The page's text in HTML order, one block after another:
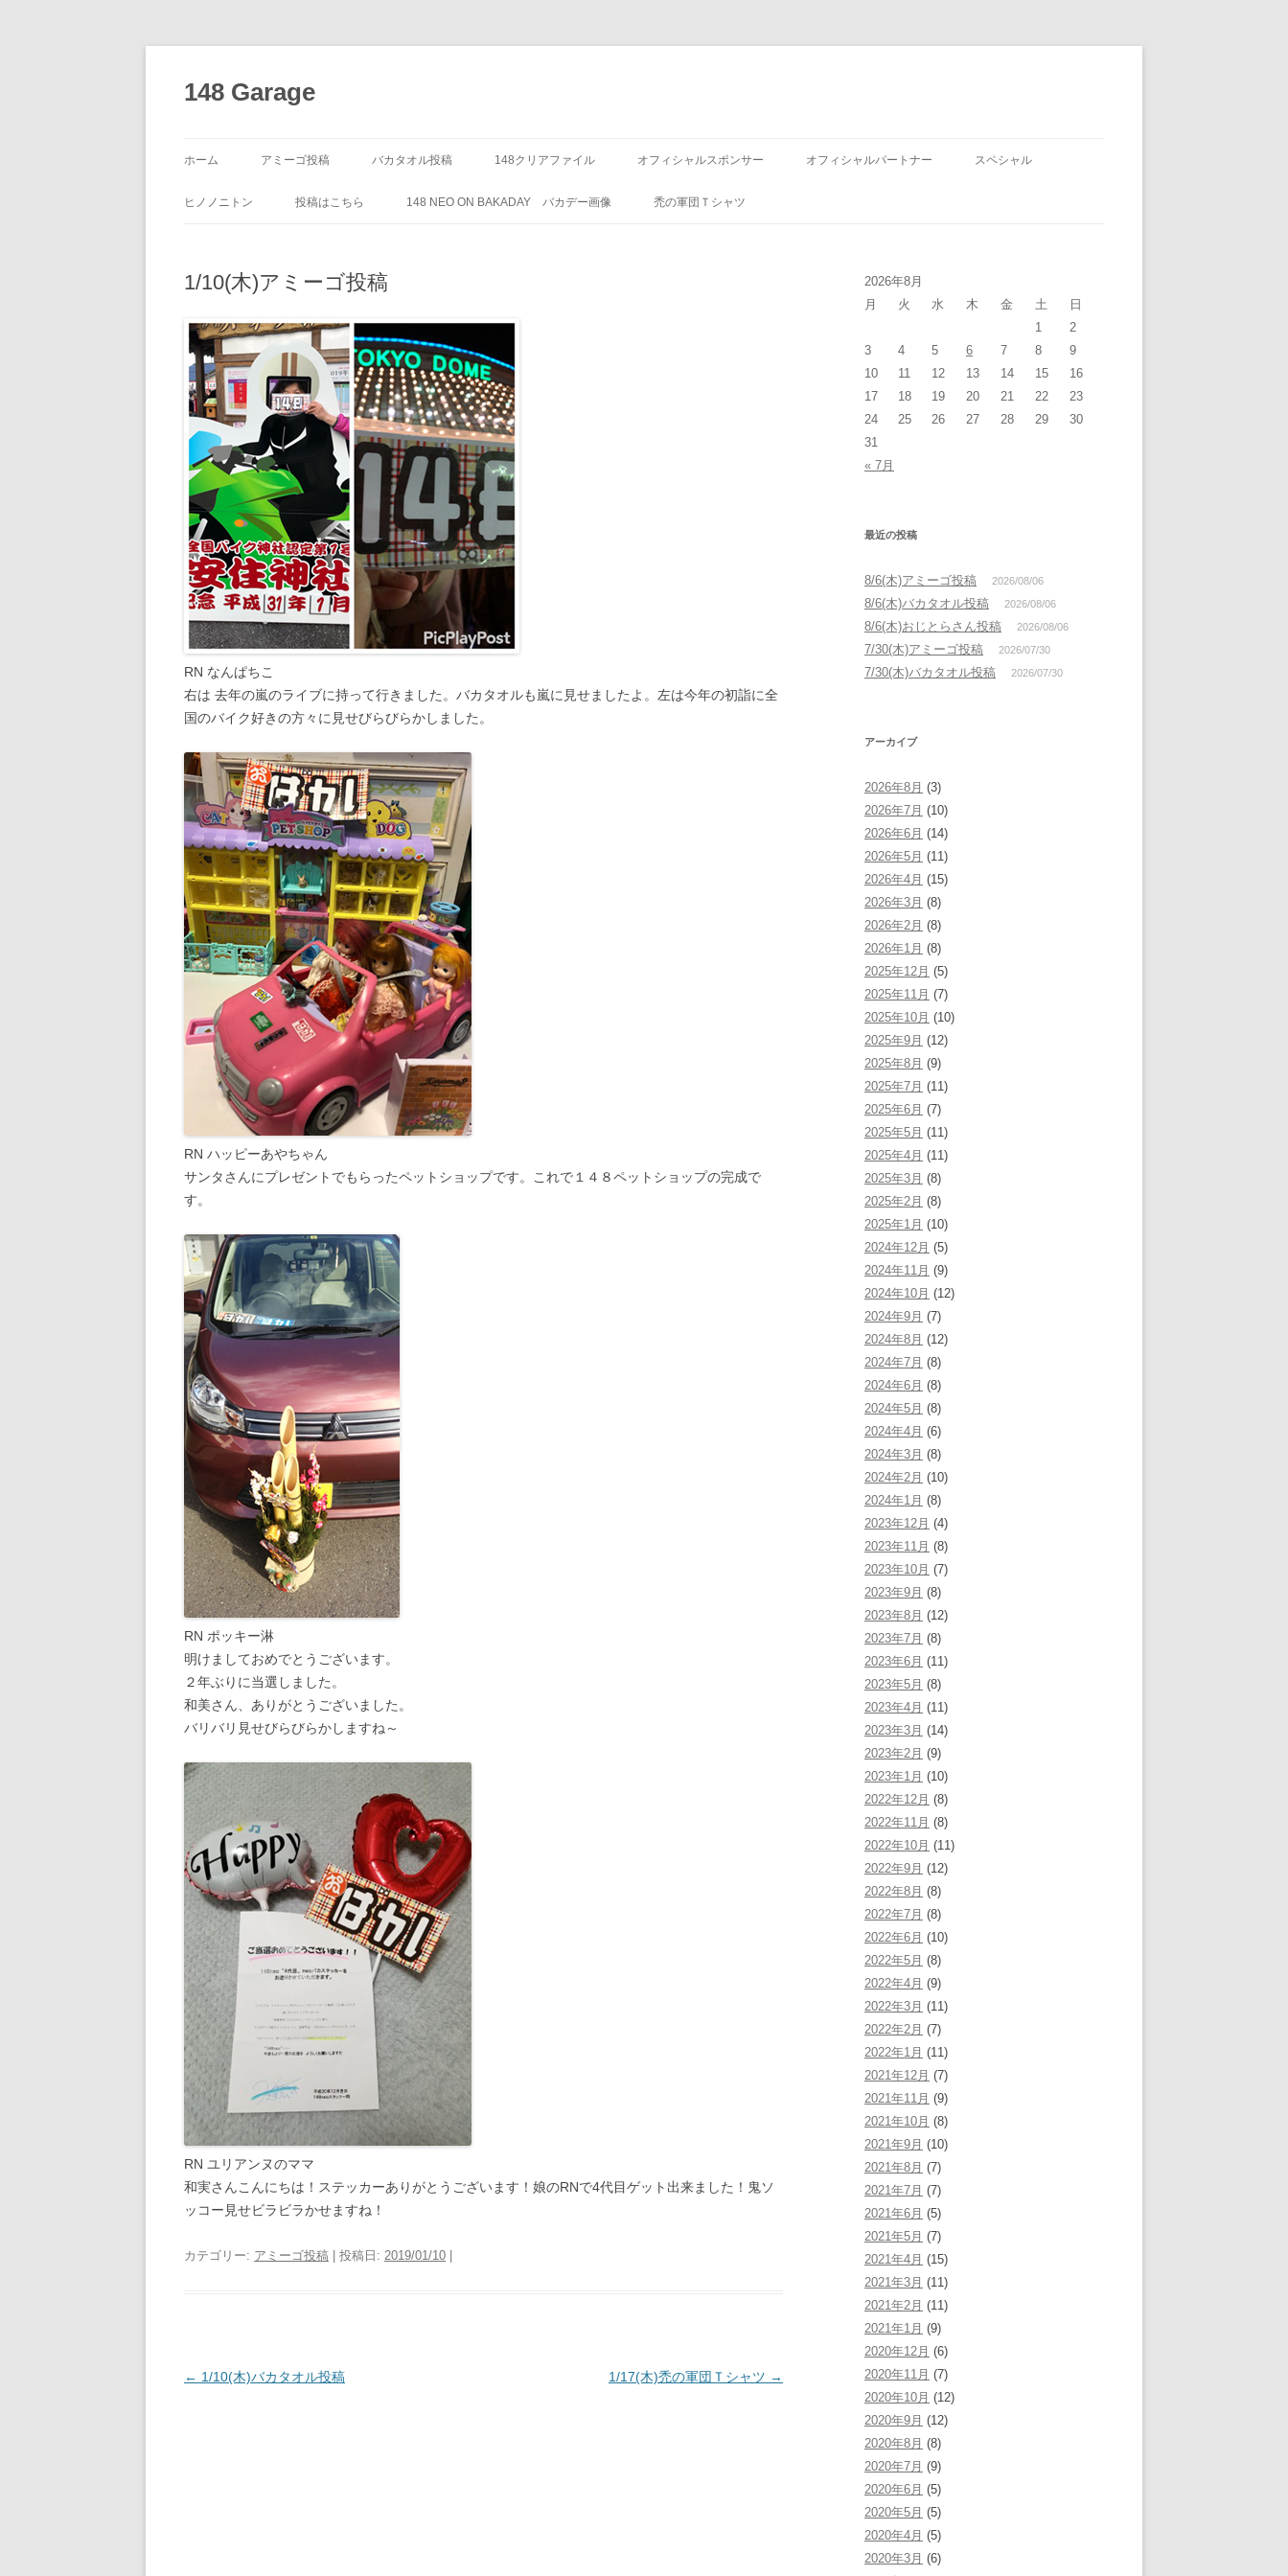
ン
ツ
ッ
148 Garage
ホーム アミーゴ投稿 バカタオル投稿 148クリアファイル オフィシャルスポンサー オフィシャルパートナー スペシャル
ヒノノニトン 投稿はこちら 148 NEO ON BAKADAY バカデー画像 禿の軍団Ｔシャツ
1/10(木)アミーゴ投稿
RN なんぱちこ
右は 去年の嵐のライブに持って行きました。バカタオルも嵐に見せましたよ。左は今年の初詣に全
国のバイク好きの方々に見せびらびらかしました。
RN ハッピーあやちゃん
サンタさんにプレゼントでもらったペットショップです。これで１４８ペットショップの完成で
す。
RN ポッキー淋
明けましておめでとうございます。
２年ぶりに当選しました。
和美さん、ありがとうございました。
バリバリ見せびらびらかしますね～
RN ユリアンヌのママ
和実さんこんにちは！ステッカーありがとうございます！娘のRNで4代目ゲット出来ました！鬼ソ
ッコー見せビラビラかせますね！
カテゴリー: アミーゴ投稿 | 投稿日: 2019/01/10
投
← 1/10(木)バカタオル投稿 1/17(木)禿の軍団Ｔシャツ →
2026年8月
月
火 水 木 金 土
日
1
2
3
4 5 6 7 8
9
10
11 12 13 14 15
16
17
18 19 20 21 22
23
24
25 26 27 28 29
30
31
« 7月
最近の投稿
8/6(木)アミーゴ投稿 2026/08/06
8/6(木)バカタオル投稿 2026/08/06
8/6(木)おじとらさん投稿 2026/08/06
7/30(木)アミーゴ投稿 2026/07/30
7/30(木)バカタオル投稿 2026/07/30
アーカイブ
2026年8月 (3)
2026年7月 (10)
2026年6月 (14)
2026年5月 (11)
2026年4月 (15)
2026年3月 (8)
2026年2月 (8)
2026年1月 (8)
2025年12月 (5)
2025年11月 (7)
2025年10月 (10)
2025年9月 (12)
2025年8月 (9)
2025年7月 (11)
2025年6月 (7)
2025年5月 (11)
2025年4月 (11)
2025年3月 (8)
2025年2月 (8)
2025年1月 (10)
2024年12月 (5)
2024年11月 (9)
2024年10月 (12)
2024年9月 (7)
2024年8月 (12)
2024年7月 (8)
2024年6月 (8)
2024年5月 (8)
2024年4月 (6)
2024年3月 (8)
2024年2月 (10)
2024年1月 (8)
2023年12月 (4)
2023年11月 (8)
2023年10月 (7)
2023年9月 (8)
2023年8月 (12)
2023年7月 (8)
2023年6月 (11)
2023年5月 (8)
2023年4月 (11)
2023年3月 (14)
2023年2月 (9)
2023年1月 (10)
2022年12月 (8)
2022年11月 (8)
2022年10月 (11)
2022年9月 (12)
2022年8月 (8)
2022年7月 (8)
2022年6月 (10)
2022年5月 (8)
2022年4月 (9)
2022年3月 (11)
2022年2月 (7)
2022年1月 (11)
2021年12月 (7)
2021年11月 (9)
2021年10月 (8)
2021年9月 (10)
2021年8月 (7)
2021年7月 (7)
2021年6月 (5)
2021年5月 (7)
2021年4月 (15)
2021年3月 (11)
2021年2月 (11)
2021年1月 (9)
2020年12月 (6)
2020年11月 (7)
2020年10月 (12)
2020年9月 (12)
2020年8月 (8)
2020年7月 (9)
2020年6月 (5)
2020年5月 (5)
2020年4月 (5)
2020年3月 (6)